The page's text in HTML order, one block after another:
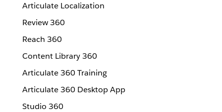
Articulate Localization
Review 360
Reach 360
Content Library 360
Articulate 360 Training
Articulate 360 Desktop App
Studio 360